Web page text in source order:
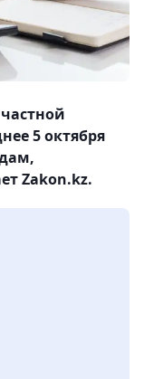
5 октября
Zakon.kz.